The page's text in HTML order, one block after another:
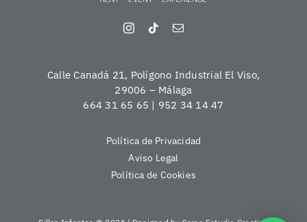
Calle Canadá 21, Polígono Industrial El Viso,
29006 – Málaga
664 31 65 65 | 952 34 14 47
Política de Privacidad
Aviso Legal
Política de Cookies